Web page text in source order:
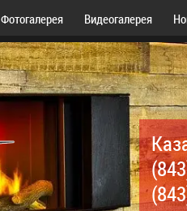
Фотогалерея Видеогалерея